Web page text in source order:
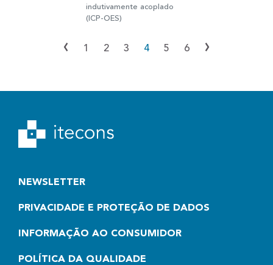
indutivamente acoplado
(ICP-OES)
‹ 1 2 3 4 5 6 ›
NEWSLETTER
PRIVACIDADE E PROTEÇÃO DE DADOS
INFORMAÇÃO AO CONSUMIDOR
POLÍTICA DA QUALIDADE